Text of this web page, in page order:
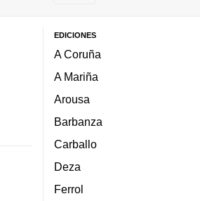
EDICIONES
A Coruña
A Mariña
Arousa
Barbanza
Carballo
Deza
Ferrol